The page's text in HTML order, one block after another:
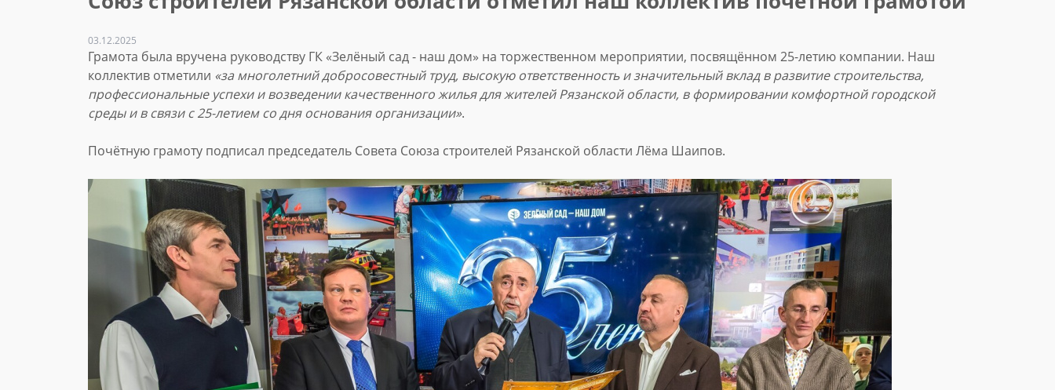
03.12.2025
Грамота была вручена руководству ГК «Зелёный сад - наш дом» на торжественном мероприятии, посвящённом 25-летию компании. Наш
коллектив отметили «за многолетний добросовестный труд, высокую ответственность и значительный вклад в развитие строительства,
профессиональные успехи и возведении качественного жилья для жителей Рязанской области, в формировании комфортной городской
среды и в связи с 25-летием со дня основания организации».
Почётную грамоту подписал председатель Совета Союза строителей Рязанской области Лёма Шаипов.